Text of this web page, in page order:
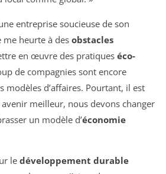
entreprise soucieuse de son
me heurte à des obstacles
en œuvre des pratiques éco-
de compagnies sont encore
modèles d’affaires. Pourtant, il est
meilleur, nous devons changer
un modèle d’économie
le développement durable